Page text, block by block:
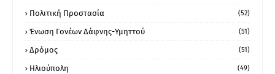
Πολιτική Προστασία (52)
Ένωση Γονέων Δάφνης-Υμηττού (51)
Δρόμος (51)
Ηλιούπολη (49)